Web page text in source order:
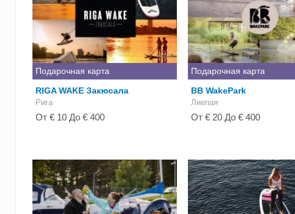
Подарочная карта
RIGA WAKE Закюсала
Рига
От € 10 До € 400
Подарочная карта
BB WakePark
Лиепая
От € 20 До € 400